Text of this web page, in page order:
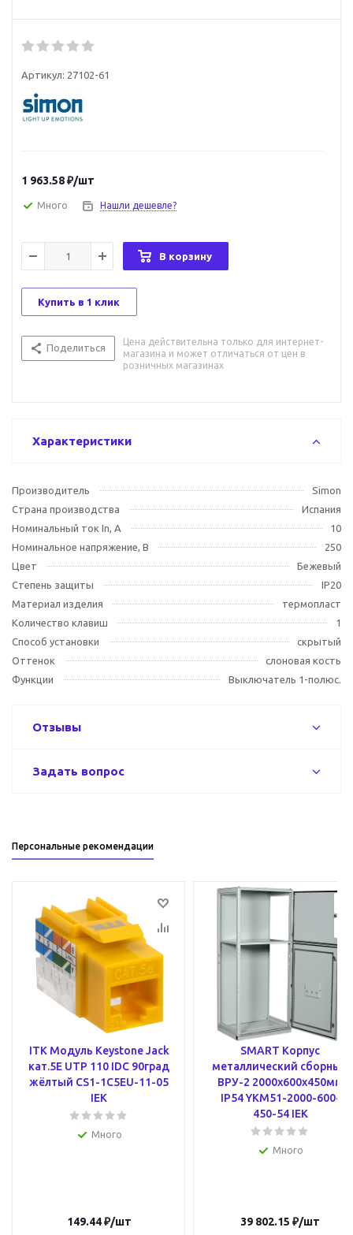
Артикул: 27102-61
1 963.58₽/шт
Много Нашли дешевле?
В корзину
Купить в 1 клик
Поделиться
Цена действительна только для интернет-
магазина и может отличаться от цен в
розничных магазинах
Характеристики
Производитель
Simon
Страна производства
Испания
Номинальный ток In, А
10
Номинальное напряжение, В
250
Цвет
Бежевый
Степень защиты
IP20
Материал изделия
термопласт
Количество клавиш
1
Способ установки
скрытый
Оттенок
слоновая кость
Функции
Выключатель 1-полюс.
Отзывы
Задать вопрос
Персональные рекомендации
ITK Модуль Keystone Jack
кат.5E UTP 110 IDC 90град
жёлтый CS1-1C5EU-11-05
IEK
Много
149.44₽/шт
SMART Корпус
металлический сборный
ВРУ-2 2000х600х450мм
IP54 YKM51-2000-600-
450-54 IEK
Много
39 802.15 ₽/шт